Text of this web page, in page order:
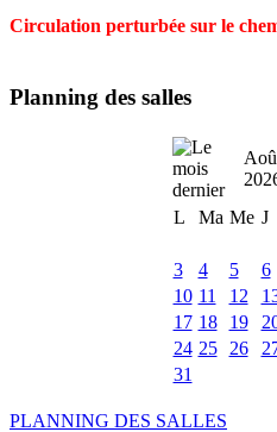
Circulation perturbée sur le
Planning des salles
L
Ma Me J
3
4 5 6
10 11 12
17 18 19
24 25 26
31
PLANNING DES SALLES